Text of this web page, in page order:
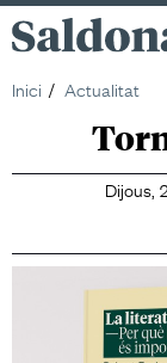
Saldonar
Inici
Actualitat
Dijous,